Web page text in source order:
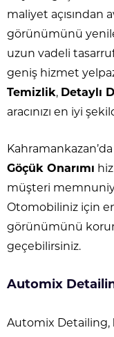
maliyet açısından
görünümünü
uzun vadeli
geniş hizmet
Temizlik, Detaylı
aracınızı en iyi
Göçük Onarımı
müşteri
Otomobiliniz için
görünümünü
geçebilirsiniz.
Automix
Automix Detailing,